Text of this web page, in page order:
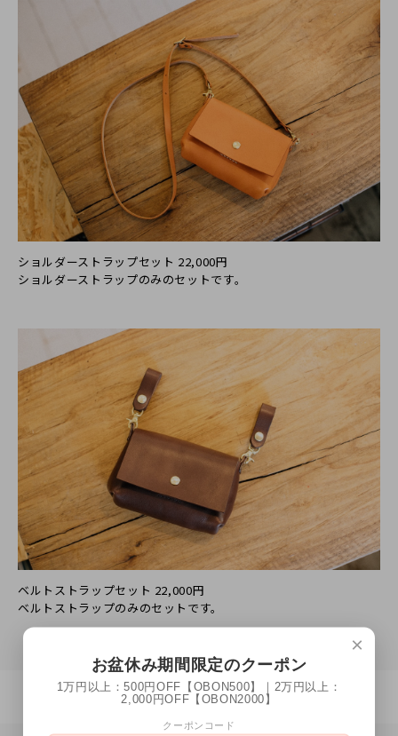
ショルダーストラップセット 22,000円
ショルダーストラップのみのセットです。
ベルトストラップセット 22,000円
ベルトストラップのみのセットです。
×
お盆休み期間限定のクーポン
1万円以上：500円OFF【OBON500】｜2万円以上：
2,000円OFF【OBON2000】
クーポンコード